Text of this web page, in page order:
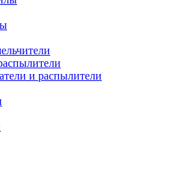
и распылители